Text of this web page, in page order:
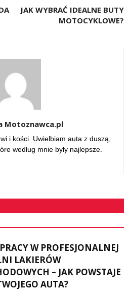
JAK WYBRAĆ IDEALNE BUTY
MOTOCYKLOWE?
Motoznawca.pl
i kości. Uwielbiam auta z duszą,
według mnie były najlepsze.
W PROFESJONALNEJ
LAKIERÓW
– JAK POWSTAJE
AUTA?